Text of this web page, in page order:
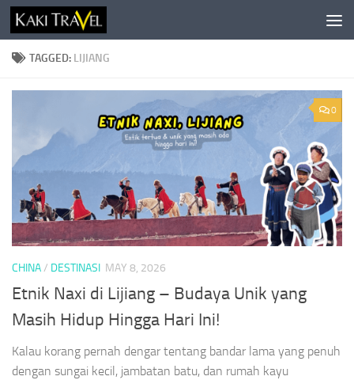
Skip to content
TAGGED: LIJIANG
0
CHINA/ DESTINASI MAY 8, 2026
Etnik Naxi di Lijiang – Budaya Unik yang
Masih Hidup Hingga Hari Ini!
Kalau korang pernah dengar tentang bandar lama yang penuh
dengan sungai kecil, jambatan batu, dan rumah kayu